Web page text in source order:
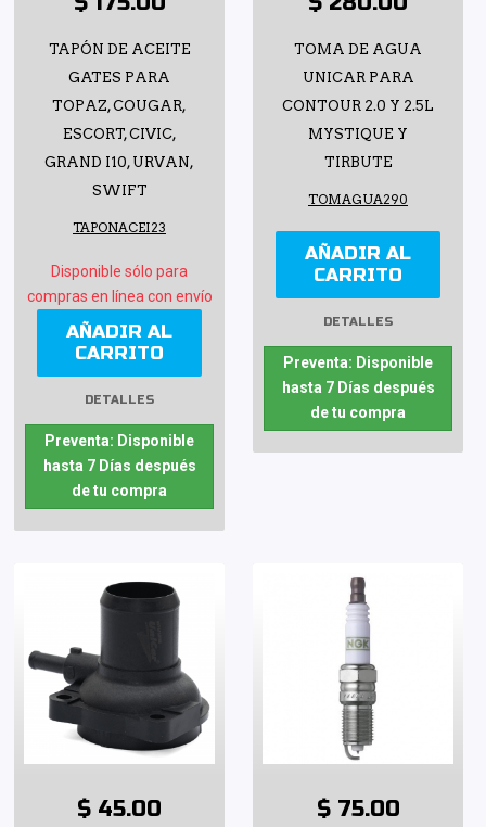
TAPÓN DE ACEITE
GATES PARA
TOPAZ, COUGAR,
ESCORT, CIVIC,
GRAND I10, URVAN,
SWIFT
TAPONACEI23
Disponible sólo para
compras en línea con envío
AÑADIR AL
CARRITO
DETALLES
Preventa: Disponible
hasta 7 Días después
de tu compra
TOMA DE AGUA
UNICAR PARA
CONTOUR 2.0 Y 2.5L
MYSTIQUE Y
TIRBUTE
TOMAGUA290
AÑADIR AL
CARRITO
DETALLES
Preventa: Disponible
hasta 7 Días después
de tu compra
$ 45.00 $ 75.00